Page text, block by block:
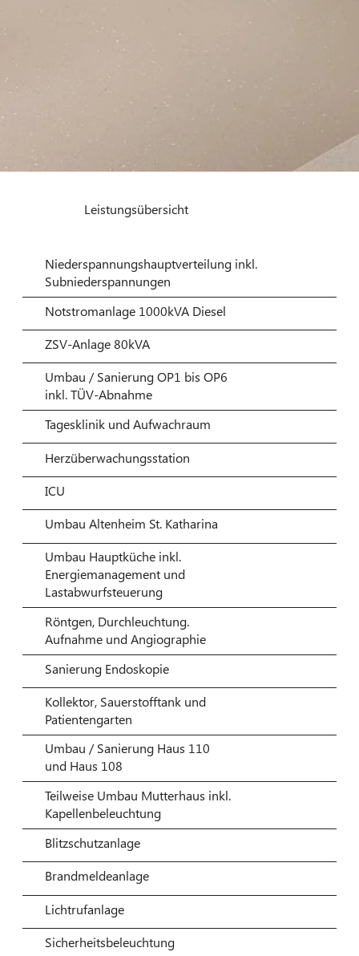
Leistungsübersicht
Niederspannungshauptverteilung inkl.
Subniederspannungen
Notstromanlage 1000kVA Diesel
ZSV-Anlage 80kVA
Umbau / Sanierung OP1 bis OP6
inkl. TÜV-Abnahme
Tagesklinik und Aufwachraum
Herzüberwachungsstation
ICU
Umbau Altenheim St. Katharina
Umbau Hauptküche inkl.
Energiemanagement und
Lastabwurfsteuerung
Röntgen, Durchleuchtung.
Aufnahme und Angiographie
Sanierung Endoskopie
Kollektor, Sauerstofftank und
Patientengarten
Umbau / Sanierung Haus 110
und Haus 108
Teilweise Umbau Mutterhaus inkl.
Kapellenbeleuchtung
Blitzschutzanlage
Brandmeldeanlage
Lichtrufanlage
Sicherheitsbeleuchtung